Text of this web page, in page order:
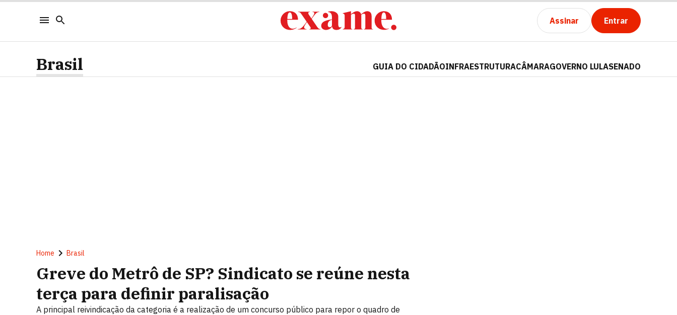
Assinar Entrar
Brasil GUIA DO CIDADÃOINFRAESTRUTURACÂMARAGOVERNO LULASENADO
Home Brasil
Greve do Metrô de SP? Sindicato se reúne nesta
terça para definir paralisação
A principal reivindicação da categoria é a realização de um concurso público para repor o quadro de